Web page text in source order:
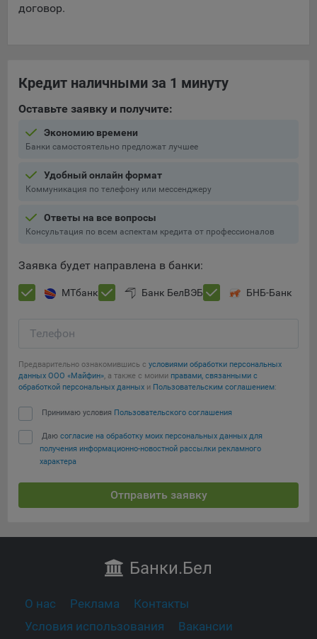
договор.
Кредит наличными за 1 минуту
Оставьте заявку и получите:
Экономию времени
Банки самостоятельно предложат лучшее
Удобный онлайн формат
Коммуникация по телефону или мессенджеру
Ответы на все вопросы
Консультация по всем аспектам кредита от профессионалов
Заявка будет направлена в банки:
МТбанк Банк БелВЭБ БНБ-Банк
Телефон
Предварительно ознакомившись с условиями обработки персональных
данных ООО «Майфин», а также с моими правами, связанными с
обработкой персональных данных и Пользовательским соглашением:
Принимаю условия Пользовательского соглашения
Даю согласие на обработку моих персональных данных для
получения информационно-новостной рассылки рекламного
характера
Отправить заявку
Банки.Бел
О нас Реклама
Контакты
Условия использования
Вакансии